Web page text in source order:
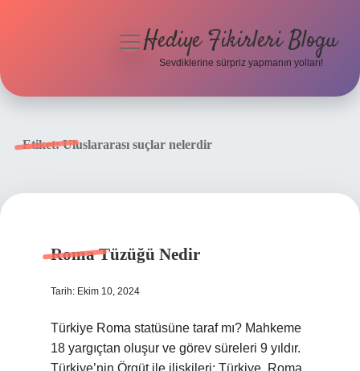
menüyüHediye Fikirleri Blogu
Sevdiklerine sürpriz yapmanın yolları!
Etiket:Uluslararası suçlar nelerdir
Roma Tüzüğü Nedir
Tarih: Ekim 10, 2024
Türkiye Roma statüsüne taraf mı? Mahkeme
18 yargıçtan oluşur ve görev süreleri 9 yıldır.
Türkiye’nin Örgüt ile ilişkileri: Türkiye, Roma